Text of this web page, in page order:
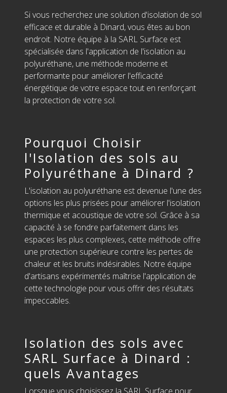
Si vous recherchez une solution d'isolation de sol
efficace et durable à Dinard, vous êtes au bon
endroit. Notre équipe à la SARL Surface est
spécialisée dans l'application de l'isolation au
polyuréthane, une méthode moderne et
performante pour améliorer l'efficacité
énergétique de votre espace tout en renforçant
la protection de votre sol.
Pourquoi Choisir
l'Isolation des sols au
Polyuréthane à Dinard ?
L'isolation au polyuréthane est devenue l'une des
options les plus prisées pour améliorer l'isolation
thermique et acoustique de votre sol. Grâce à sa
capacité à se fondre parfaitement dans les
espaces les plus complexes, cette méthode offre
une protection supérieure contre les pertes de
chaleur et les bruits indésirables. Notre équipe
d'artisans expérimentés maîtrise l'application de
cette technologie pour vous offrir des résultats
impeccables.
Isolation des sols avec
SARL Surface à Dinard :
quels Avantages